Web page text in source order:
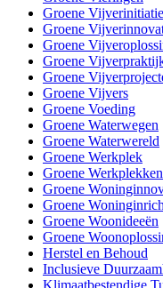
Groene
Groene
Groene
Groene
Groene
Groene Vijvers
Groene Voeding
Groene Waterwegen
Groene Waterwereld
Groene Werkplek
Groene Werkplekken
Groene
Groene
Groene Woonideeën
Groene
Herstel en Behoud
Inclusieve
Klimaatbestendige